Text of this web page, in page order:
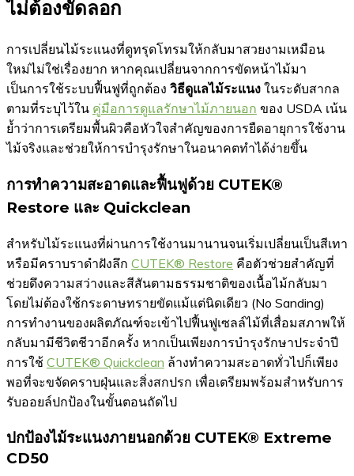
ไม่ต้องขัดลอก
การเปลี่ยนไม้ระแนงที่ดูทรุดโทรมให้กลับมาสวยงามเหมือน
ใหม่ไม่ใช่เรื่องยาก หากคุณเปลี่ยนจากการขัดหน้าไม้มา
เป็นการใช้ระบบฟื้นฟูที่ถูกต้อง วิธีดูแลไม้ระแนง ในระดับสากล
ตามที่ระบุไว้ใน คู่มือการดูแลรักษาไม้ภายนอก ของ USDA เน้น
ย้ำว่าการเตรียมพื้นผิวคือหัวใจสำคัญของการยืดอายุการใช้งาน
ไม้จริงและช่วยให้การบำรุงรักษาในอนาคตทำได้ง่ายขึ้น
การทำความสะอาดและฟื้นฟูด้วย CUTEK®
Restore และ Quickclean
สำหรับไม้ระแนงที่ผ่านการใช้งานมานานจนเริ่มเปลี่ยนเป็นสีเทา
หรือมีคราบราดำฝังลึก CUTEK® Restore คือตัวช่วยสำคัญที่
ช่วยดึงความสว่างและสีสันตามธรรมชาติของเนื้อไม้กลับมา
โดยไม่ต้องใช้กระดาษทรายขัดแม้แต่นิดเดียว (No Sanding)
การทำงานของผลิตภัณฑ์จะเข้าไปฟื้นฟูเซลล์ไม้ที่เสื่อมสภาพให้
กลับมามีชีวิตชีวาอีกครั้ง หากเป็นเพียงการบำรุงรักษาประจำปี
การใช้ CUTEK® Quickclean ล้างทำความสะอาดทั่วไปก็เพียง
พอที่จะขจัดคราบฝุ่นและสิ่งสกปรก เพื่อเตรียมพร้อมสำหรับการ
รับออยล์ปกป้องในขั้นตอนถัดไป
ปกป้องไม้ระแนงภายนอกด้วย CUTEK® Extreme
CD50